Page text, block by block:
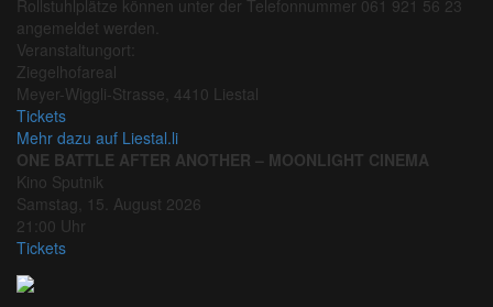
Rollstuhlplätze können unter der Telefonnummer 061 921 56 23
angemeldet werden.
Veranstaltungort:
Ziegelhofareal
Meyer-Wiggli-Strasse, 4410 Liestal
Tickets
Mehr dazu auf Liestal.li
ONE BATTLE AFTER ANOTHER – MOONLIGHT CINEMA
Kino Sputnik
Samstag, 15. August 2026
21:00 Uhr
Tickets